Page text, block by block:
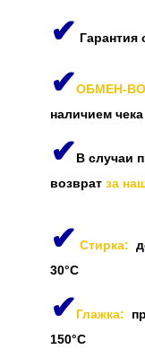
✔ Гарантия
✔ОБМЕН-
наличием чека
✔В случаи
возврат за
✔ Стирка:
30°C
✔Глажка:
150°C